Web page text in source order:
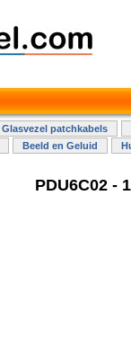
Glasvezel patchkabels
Beeld en Geluid
PDU6C02 -